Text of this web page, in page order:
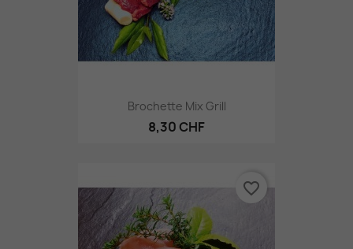
Brochette Mix Grill
8,30 CHF
favorite_border